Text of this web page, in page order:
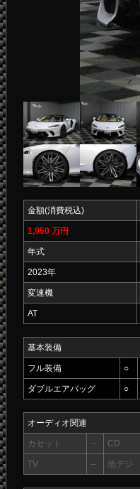
金額(消費税込)
1,950 万円
年式
2023年
変速機
AT
基本装備
フル装備 ○
ダブルエアバッグ ○
オーディオ関連
カセット -- CD
TV -- 地デジ